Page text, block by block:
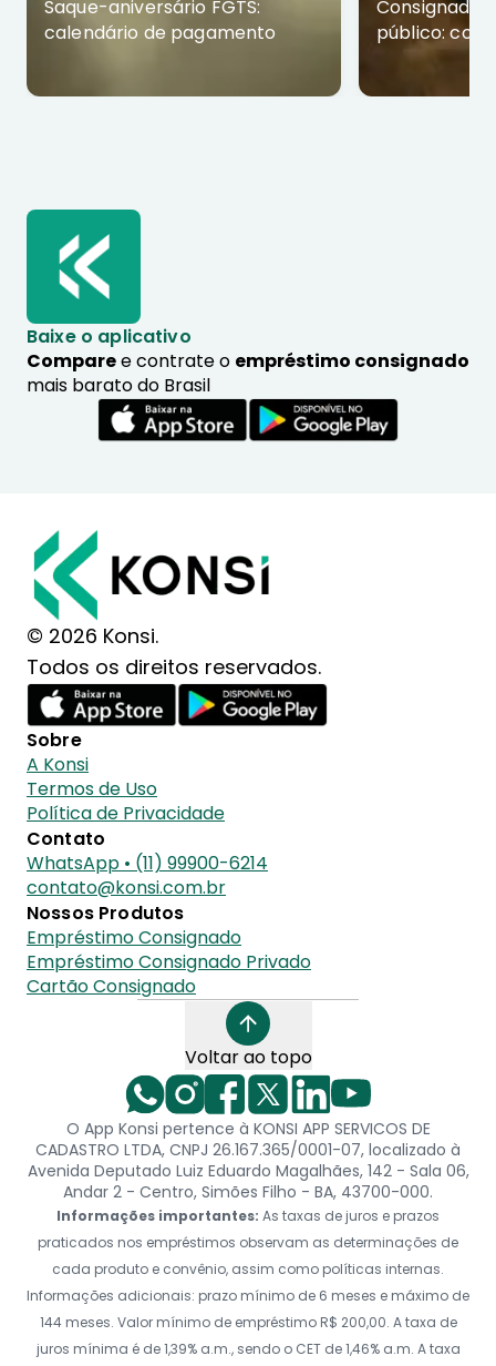
Saque-aniversário FGTS:
calendário de pagamento
Consignado
público:
Baixe o aplicativo
Comparee contrate o empréstimo consignado
mais barato do Brasil
© 2026 Konsi.
Todos os direitos reservados.
Sobre
A Konsi
Termos de Uso
Política de Privacidade
Contato
WhatsApp • (11) 99900-6214
contato@konsi.com.br
Nossos Produtos
Empréstimo Consignado
Empréstimo Consignado Privado
Cartão Consignado
Voltar ao topo
O App Konsi pertence à KONSI APP SERVICOS DE
CADASTRO LTDA, CNPJ 26.167.365/0001-07, localizado à
Avenida Deputado Luiz Eduardo Magalhães, 142 - Sala 06,
Andar 2 - Centro, Simões Filho - BA, 43700-000.
Informações importantes: As taxas de juros e prazos
praticados nos empréstimos observam as determinações de
cada produto e convênio, assim como políticas internas.
Informações adicionais: prazo mínimo de 6 meses e máximo de
144 meses. Valor mínimo de empréstimo R$ 200,00. A taxa de
juros mínima é de 1,39% a.m., sendo o CET de 1,46% a.m. A taxa